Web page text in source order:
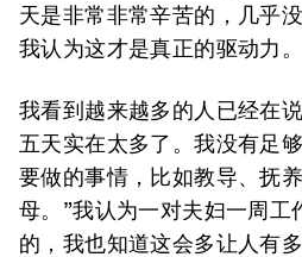
天是非常非常辛苦的，几乎
我认为这才是真正的驱动力。
我看到越来越多的人已经在
五天实在太多了。我没有足
要做的事情，比如教导、抚
母。”我认为一对夫妇一周工
的，我也知道这会多让人有